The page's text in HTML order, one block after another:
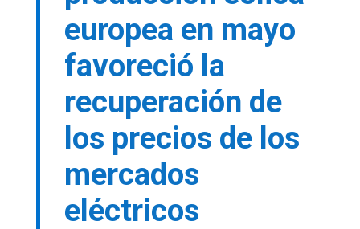
europea en mayo
favoreció la
recuperación de
los precios de los
mercados
eléctricos